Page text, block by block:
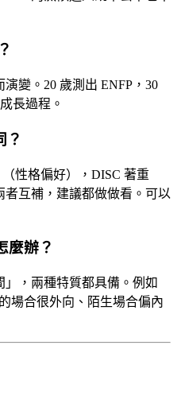
變。20 歲測出 ENFP，30
長過程。
？
性格偏好），DISC 著重
者互補，建議都做做看。可以
麼辦？
，兩種特質都具備。例如
場合很外向、陌生場合偏內